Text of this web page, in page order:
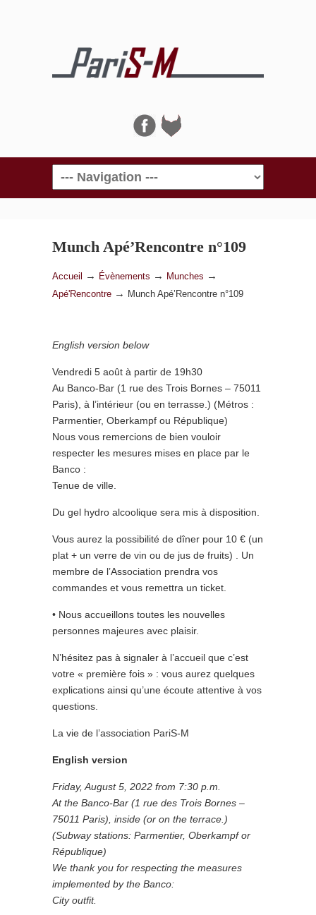
Navigation
Munch Apé’Rencontre n°109
Accueil → Évènements → Munches →
Apé'Rencontre → Munch Apé’Rencontre n°109
English version below
Vendredi 5 août à partir de 19h30
Au Banco-Bar (1 rue des Trois Bornes – 75011
Paris), à l’intérieur (ou en terrasse.) (Métros :
Parmentier, Oberkampf ou République)
Nous vous remercions de bien vouloir
respecter les mesures mises en place par le
Banco :
Tenue de ville.
Du gel hydro alcoolique sera mis à disposition.
Vous aurez la possibilité de dîner pour 10 € (un
plat + un verre de vin ou de jus de fruits) . Un
membre de l’Association prendra vos
commandes et vous remettra un ticket.
• Nous accueillons toutes les nouvelles
personnes majeures avec plaisir.
N’hésitez pas à signaler à l’accueil que c’est
votre « première fois » : vous aurez quelques
explications ainsi qu’une écoute attentive à vos
questions.
La vie de l’association PariS-M
English version
Friday, August 5, 2022 from 7:30 p.m.
At the Banco-Bar (1 rue des Trois Bornes –
75011 Paris), inside (or on the terrace.)
(Subway stations: Parmentier, Oberkampf or
République)
We thank you for respecting the measures
implemented by the Banco:
City outfit.